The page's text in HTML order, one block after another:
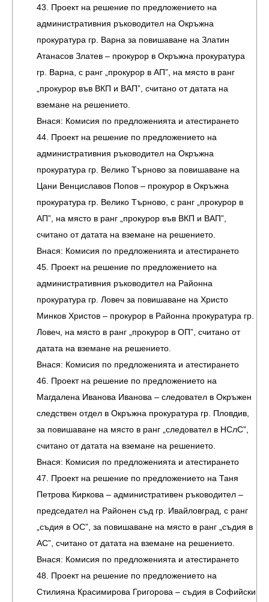
43. Проект на решение по предложението на
административния ръководител на Окръжна
прокуратура гр. Варна за повишаване на Златин
Атанасов Златев – прокурор в Окръжна прокуратура
гр. Варна, с ранг „прокурор в АП”, на място в ранг
„прокурор във ВКП и ВАП”, считано от датата на
вземане на решението.
Внася: Комисия по предложенията и атестирането
44. Проект на решение по предложението на
административния ръководител на Окръжна
прокуратура гр. Велико Търново за повишаване на
Цани Венциславов Попов – прокурор в Окръжна
прокуратура гр. Велико Търново, с ранг „прокурор в
АП”, на място в ранг „прокурор във ВКП и ВАП”,
считано от датата на вземане на решението.
Внася: Комисия по предложенията и атестирането
45. Проект на решение по предложението на
административния ръководител на Районна
прокуратура гр. Ловеч за повишаване на Христо
Минков Христов – прокурор в Районна прокуратура гр.
Ловеч, на място в ранг „прокурор в ОП”, считано от
датата на вземане на решението.
Внася: Комисия по предложенията и атестирането
46. Проект на решение по предложението на
Магдалена Иванова Иванова – следовател в Окръжен
следствен отдел в Окръжна прокуратура гр. Пловдив,
за повишаване на място в ранг „следовател в НСлС”,
считано от датата на вземане на решението.
Внася: Комисия по предложенията и атестирането
47. Проект на решение по предложението на Таня
Петрова Киркова – административен ръководител –
председател на Районен съд гр. Ивайловград, с ранг
„съдия в ОС”, за повишаване на място в ранг „съдия в
АС”, считано от датата на вземане на решението.
Внася: Комисия по предложенията и атестирането
48. Проект на решение по предложението на
Стилияна Красимирова Григорова – съдия в Софийски